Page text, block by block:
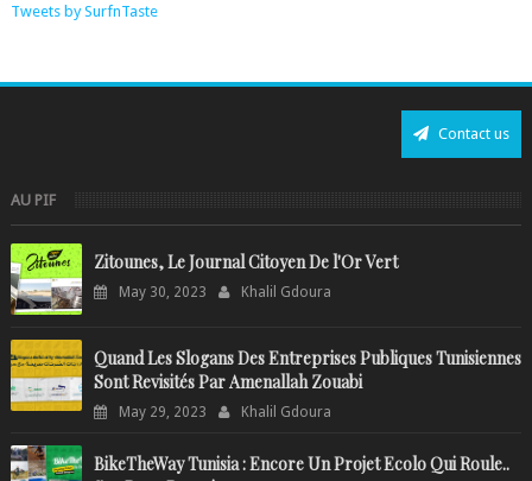
Tweets by SurfnTaste
Contact us
AU PIF
Zitounes, Le Journal Citoyen De l'Or Vert
May 30, 2023 Khalil Gdoura
Quand Les Slogans Des Entreprises Publiques Tunisiennes
Sont Revisités Par Amenallah Zouabi
May 29, 2023 Khalil Gdoura
BikeTheWay Tunisia : Encore Un Projet Ecolo Qui Roule..